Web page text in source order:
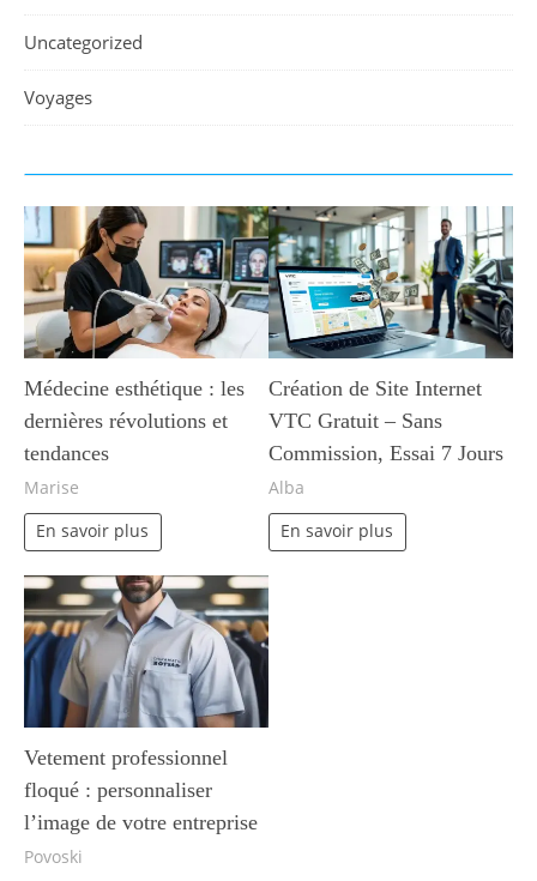
Uncategorized
Voyages
Médecine esthétique : les
dernières révolutions et
tendances
Marise
En savoir plus
Création de Site Internet
VTC Gratuit – Sans
Commission, Essai 7 Jours
Alba
En savoir plus
Vetement professionnel
floqué : personnaliser
l’image de votre entreprise
Povoski